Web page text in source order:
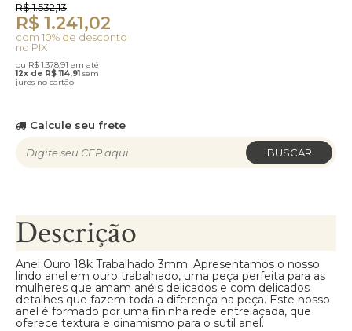
R$ 1.532,13
R$ 1.241,02
com 10% de desconto
no PIX
ou R$ 1.378,91 em até
12x de R$ 114,91 sem
juros no cartão
Calcule seu frete
BUSCAR
Descrição
Anel Ouro 18k Trabalhado 3mm. Apresentamos o nosso
lindo anel em ouro trabalhado, uma peça perfeita para as
mulheres que amam anéis delicados e com delicados
detalhes que fazem toda a diferença na peça. Este nosso
anel é formado por uma fininha rede entrelaçada, que
oferece textura e dinamismo para o sutil anel.